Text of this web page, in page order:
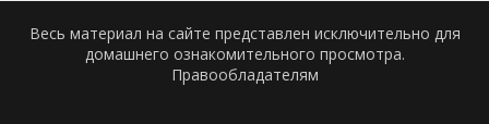
Весь материал на сайте представлен исключительно для
домашнего ознакомительного просмотра.
Правообладателям